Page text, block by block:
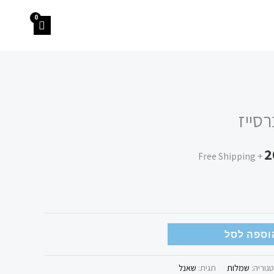
הנוכחי
הוא:
+ Free Shipping
לסל
שמלות תגית: שאנל